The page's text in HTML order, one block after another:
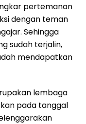
pertemanan
dengan teman
Sehingga
sudah terjalin,
mendapatkan
lembaga
pada tanggal